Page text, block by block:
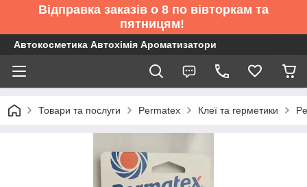
Відправка заказів о 8 по вівторкам та
пятницям!
Автокосметика Автохімія Ароматизатори
Товари та послуги Permatex Клеї та герметики